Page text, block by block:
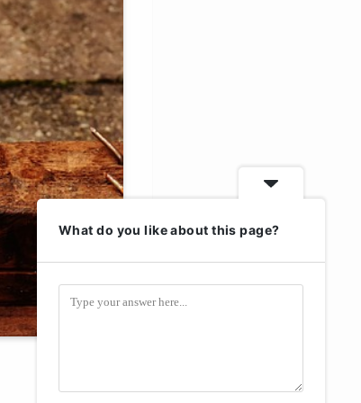
What do you like about this page?